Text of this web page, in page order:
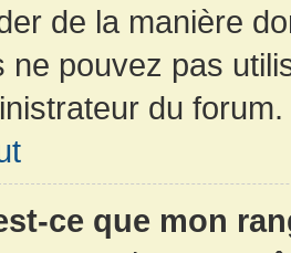
de la manière
ne pouvez pas
du forum.
ce que mon